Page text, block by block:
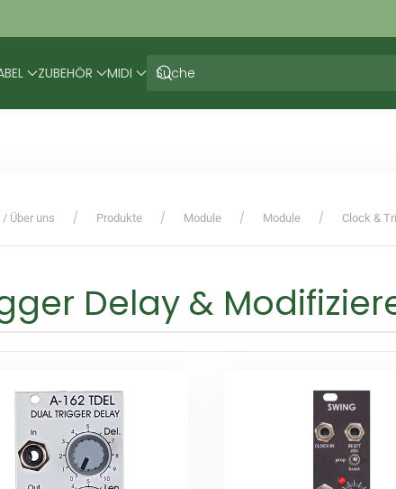
ZUBEHÖR MIDI
Über uns Produkte Module Module Clock &
Delay &